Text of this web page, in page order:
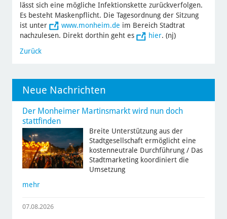
lässt sich eine mögliche Infektionskette zurückverfolgen.
Es besteht Maskenpflicht. Die Tagesordnung der Sitzung
ist unter
www.monheim.de im Bereich Stadtrat
nachzulesen. Direkt dorthin geht es
hier. (nj)
Zurück
Neue Nachrichten
Der Monheimer Martinsmarkt wird nun doch
stattfinden
Breite Unterstützung aus der
Stadtgesellschaft ermöglicht eine
kostenneutrale Durchführung / Das
Stadtmarketing koordiniert die
Umsetzung
mehr
07.08.2026